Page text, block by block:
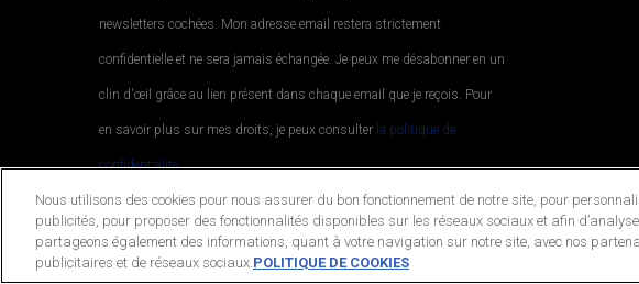
newsletters cochées. Mon adresse email restera strictement
confidentielle et ne sera jamais échangée. Je peux me désabonner en un
clin d'œil grâce au lien présent dans chaque email que je reçois. Pour
en savoir plus sur mes droits, je peux consulter la politique de
confidentialité..
© 2026 Publications Agora. All Rights Reserved.
Nous utilisons des cookies pour nous assurer du bon fonctionnement de notre site, pour
publicités, pour proposer des fonctionnalités disponibles sur les réseaux sociaux et afin
partageons également des informations, quant à votre navigation sur notre site, avec nos
publicitaires et de réseaux sociaux.POLITIQUE DE COOKIES